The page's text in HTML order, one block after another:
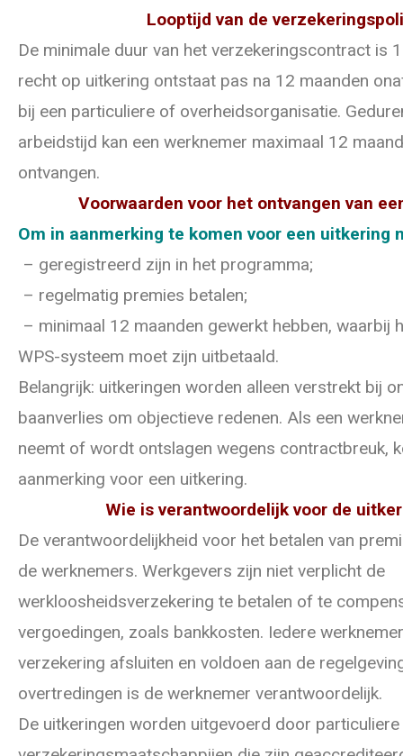
Looptijd van de
De minimale duur van het verzekeringscontract is
recht op uitkering ontstaat pas na 12 maanden
bij een particuliere of overheidsorganisatie.
arbeidstijd kan een werknemer maximaal 12
ontvangen.
Voorwaarden voor het ontvangen van
Om in aanmerking te komen voor een uitkering
– geregistreerd zijn in het programma;
– regelmatig premies betalen;
– minimaal 12 maanden gewerkt hebben, waarbij
WPS-systeem moet zijn uitbetaald.
Belangrijk: uitkeringen worden alleen verstrekt bij
baanverlies om objectieve redenen. Als een
neemt of wordt ontslagen wegens contractbreuk,
aanmerking voor een uitkering.
Wie is verantwoordelijk voor de
De verantwoordelijkheid voor het betalen van
de werknemers. Werkgevers zijn niet verplicht de
werkloosheidsverzekering te betalen of te
vergoedingen, zoals bankkosten. Iedere
verzekering afsluiten en voldoen aan de
overtredingen is de werknemer verantwoordelijk.
De uitkeringen worden uitgevoerd door particuliere